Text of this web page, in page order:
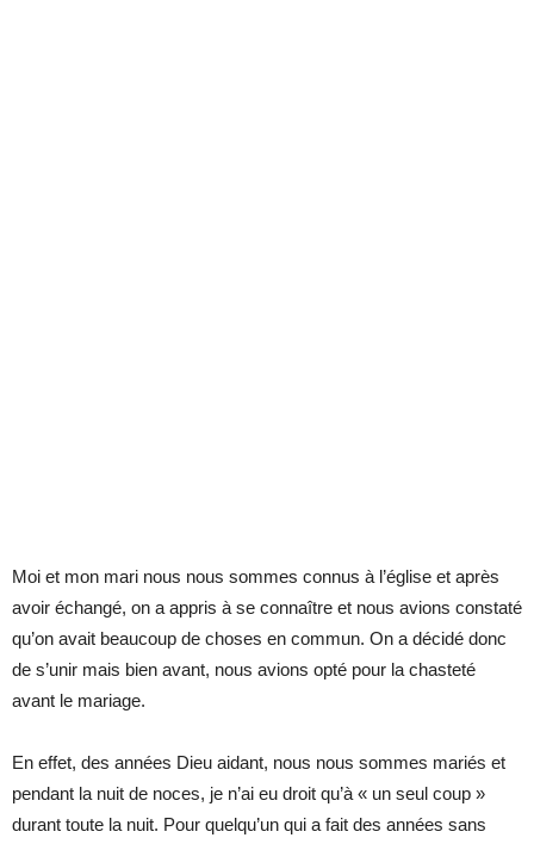
Moi et mon mari nous nous sommes connus à l’église et après
avoir échangé, on a appris à se connaître et nous avions constaté
qu’on avait beaucoup de choses en commun. On a décidé donc
de s’unir mais bien avant, nous avions opté pour la chasteté
avant le mariage.
En effet, des années Dieu aidant, nous nous sommes mariés et
pendant la nuit de noces, je n’ai eu droit qu’à « un seul coup »
durant toute la nuit. Pour quelqu’un qui a fait des années sans